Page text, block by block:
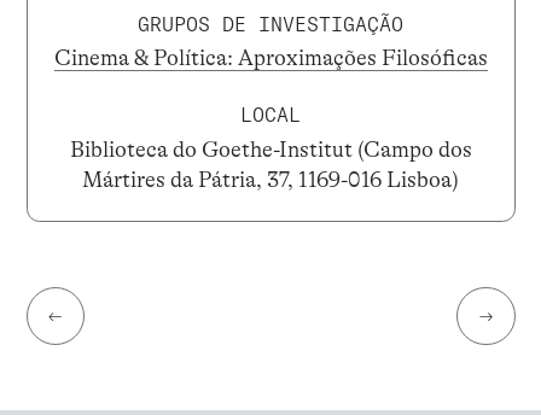
GRUPOS DE INVESTIGAÇÃO
Cinema & Política: Aproximações Filosóficas
LOCAL
Biblioteca do Goethe-Institut (Campo dos
Mártires da Pátria, 37, 1169-016 Lisboa)
← →